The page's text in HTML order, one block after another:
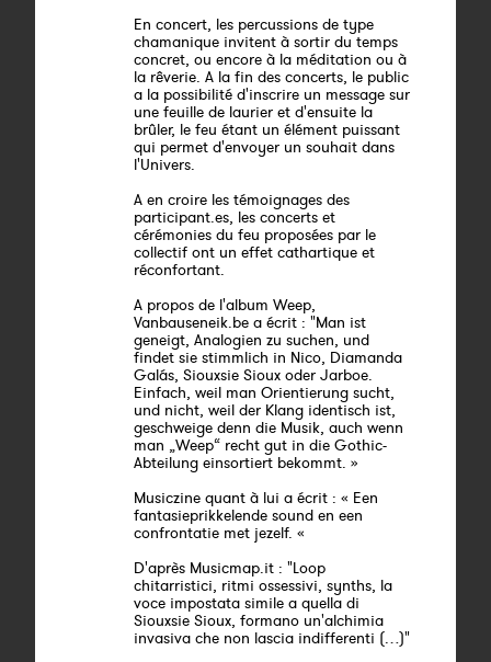
En concert, les percussions de type
chamanique invitent à sortir du temps
concret, ou encore à la méditation ou à
la rêverie. A la fin des concerts, le public
a la possibilité d'inscrire un message sur
une feuille de laurier et d'ensuite la
brûler, le feu étant un élément puissant
qui permet d'envoyer un souhait dans
l'Univers.
A en croire les témoignages des
participant.es, les concerts et
cérémonies du feu proposées par le
collectif ont un effet cathartique et
réconfortant.
A propos de l'album Weep,
Vanbauseneik.be a écrit : "Man ist
geneigt, Analogien zu suchen, und
findet sie stimmlich in Nico, Diamanda
Galás, Siouxsie Sioux oder Jarboe.
Einfach, weil man Orientierung sucht,
und nicht, weil der Klang identisch ist,
geschweige denn die Musik, auch wenn
man „Weep“ recht gut in die Gothic-
Abteilung einsortiert bekommt. »
Musiczine quant à lui a écrit : « Een
fantasieprikkelende sound en een
confrontatie met jezelf. «
D'après Musicmap.it : "Loop
chitarristici, ritmi ossessivi, synths, la
voce impostata simile a quella di
Siouxsie Sioux, formano un'alchimia
invasiva che non lascia indifferenti (…)"